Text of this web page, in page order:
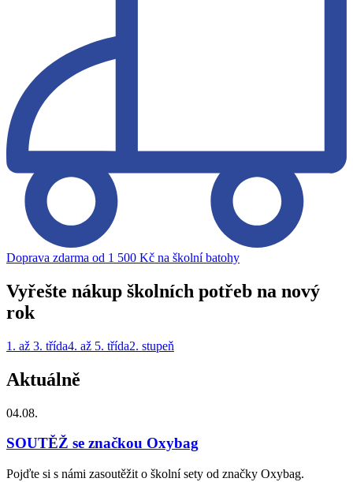
Doprava zdarma od 1 500 Kč na školní batohy
Vyřešte nákup školních potřeb na nový
rok
1. až 3. třída4. až 5. třída2. stupeň
Aktuálně
04.08.
SOUTĚŽ se značkou Oxybag
Pojďte si s námi zasoutěžit o školní sety od značky Oxybag.